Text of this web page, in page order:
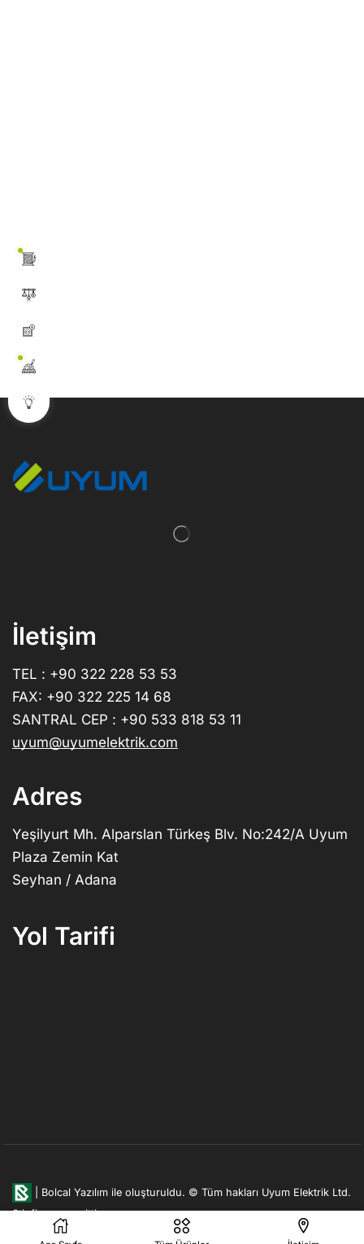
İletişim
TEL : +90 322 228 53 53
FAX: +90 322 225 14 68
SANTRAL CEP : +90 533 818 53 11
uyum@uyumelektrik.com
Adres
Yeşilyurt Mh. Alparslan Türkeş Blv. No:242/A Uyum
Plaza Zemin Kat
Seyhan / Adana
Yol Tarifi
Bolcal Yazılım ile oluşturuldu. © Tüm hakları Uyum Elektrik Ltd.
Şti. firmasına aittir.